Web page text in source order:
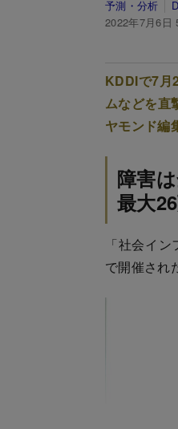
予測・分析
2022年7月6日
KDDIで7月
ムなどを直
ヤモンド編
障害
最大
「社会イ
で開催され